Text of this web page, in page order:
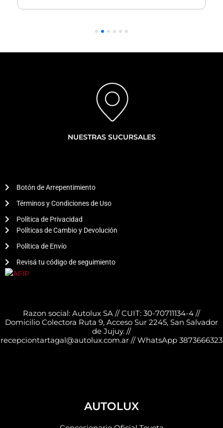
NUESTRAS SUCURSALES
Botón de Arrepentimiento
Términos y Condiciones de Uso
Política de Privacidad
Políticas de Cambio y Devolución
Política de Envío
Revisá tu código de seguimiento
Razon social: Autolux SA // CUIT: 30-70711134-4 //
Domicilio Colectora Ruta 9, Acceso Sur 2245, San Salvador
de Jujuy. //
recepciontartagal@autolux.com.ar // WhatsApp 3873666323
AUTOLUX